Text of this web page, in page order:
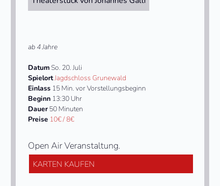
ab 4 Jahre
DatumSo. 20. Juli
SpielortJagdschloss Grunewald
Einlass 15 Min. vor Vorstellungsbeginn
Beginn 13:30 Uhr
Dauer50 Minuten
Preise 10€ / 8€
Open Air Veranstaltung.
KARTEN KAUFEN